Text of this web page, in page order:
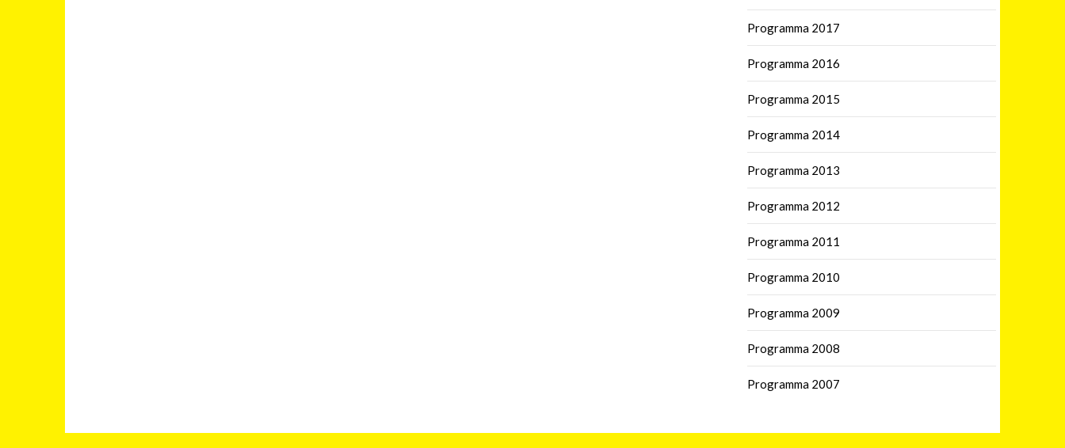
Programma 2017
Programma 2016
Programma 2015
Programma 2014
Programma 2013
Programma 2012
Programma 2011
Programma 2010
Programma 2009
Programma 2008
Programma 2007